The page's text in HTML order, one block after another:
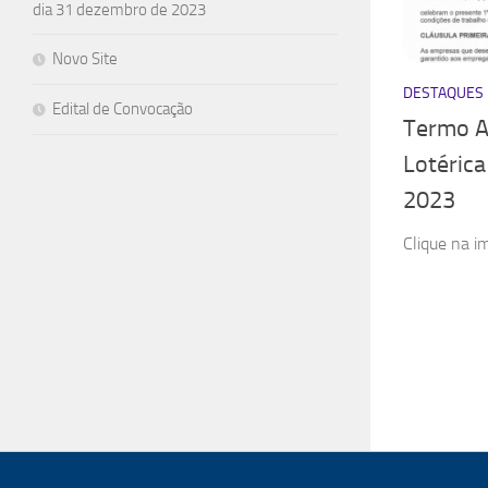
DESTAQUES
Termo
2023
Clique na
dia 31 dezembro de 2023
Novo Site
Edital de Convocação